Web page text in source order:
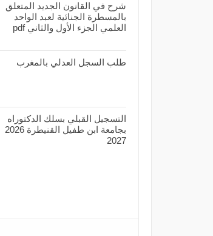
شرح في القانون الجديد المتعلق
بالمسطرة الجنائية لعبد الواحد
العلمي الجزء الأول والثاني pdf
طلب السجل العدلي بالمغرب
التسجيل القبلي بسلك الدكتوراه
بجامعة ابن طفيل القنيطرة 2026
2027